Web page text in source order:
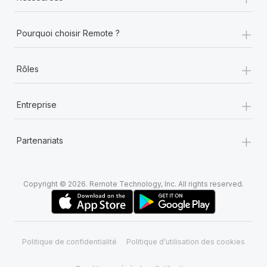
Pourquoi choisir Remote ? +
Rôles +
Entreprise +
Partenariats +
Copyright © 2026. Remote Technology, Inc. All rights reserved.
Politique de confidentialité Politique d’utilisation des cookies